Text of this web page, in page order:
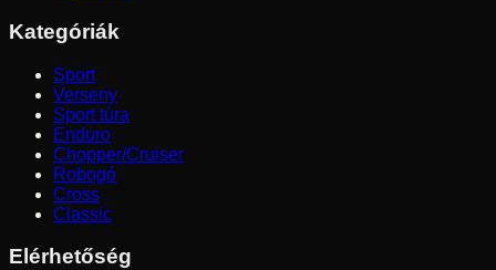
Kategóriák
Sport
Verseny
Sport túra
Enduro
Chopper/Cruiser
Robogó
Cross
Classic
Elérhetőség